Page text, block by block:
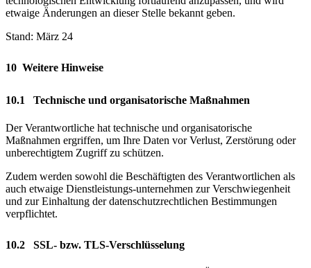
etwaige Änderungen an dieser Stelle bekannt geben.
Stand: März 24
10 Weitere Hinweise
10.1 Technische und organisatorische Maßnahmen
Der Verantwortliche hat technische und organisatorische
Maßnahmen ergriffen, um Ihre Daten vor Verlust, Zerstörung oder
unberechtigtem Zugriff zu schützen.
Zudem werden sowohl die Beschäftigten des Verantwortlichen als
auch etwaige Dienstleistungs-unternehmen zur Verschwiegenheit
und zur Einhaltung der datenschutzrechtlichen Bestimmungen
verpflichtet.
10.2 SSL- bzw. TLS-Verschlüsselung